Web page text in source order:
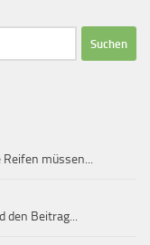
müssen...
den Beitrag...